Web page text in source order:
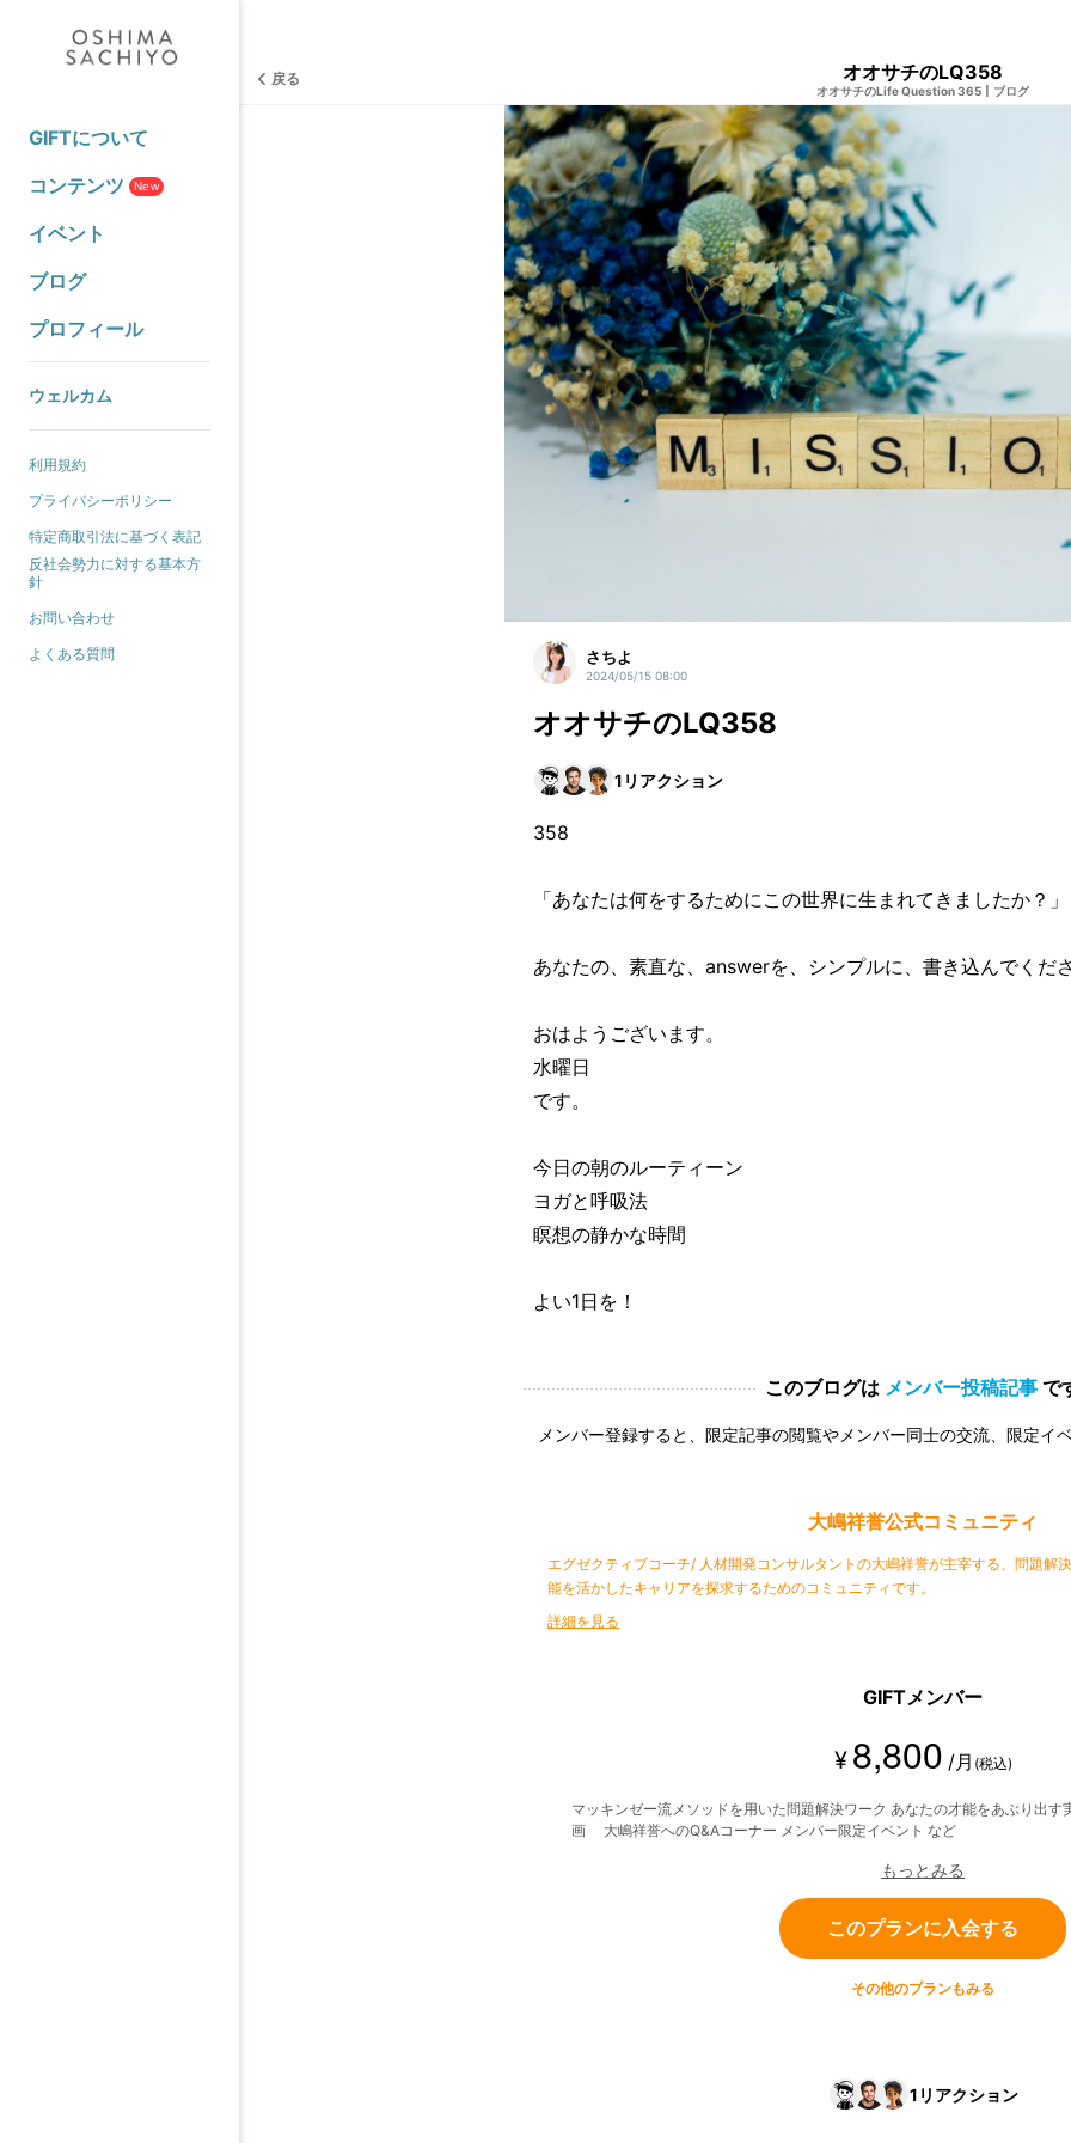
GIFTについて
コンテンツ
New
イベント
ブログ
プロフィール
ウェルカム
利用規約
プライバシーポリシー
特定商取引法に基づく表記
反社会勢力に対する基本方
針
お問い合わせ
よくある質問
戻る オオサチのLQ358
オオサチのLife Question 365 ブログ
さちよ
2024/05/15 08:00
オオサチのLQ358
1 リアクション
358
「あなたは何をするためにこの世界に生まれてきましたか？」
あなたの、素直な、answerを、シンプルに、書き込んでくだ
おはようございます。
水曜日
です。
今日の朝のルーティーン
ヨガと呼吸法
瞑想の静かな時間
よい1日を！
このブログは メンバー投稿記事 で
メンバー登録すると、限定記事の閲覧やメンバー同士の交流、限定イ
大嶋祥誉公式コミュニティ
エグゼクティブコーチ/ 人材開発コンサルタントの大嶋祥誉が主宰する、問題解
能を活かしたキャリアを探求するためのコミュニティです。
詳細を見る
GIFTメンバー
¥ 8,800 /月 (税込)
マッキンゼー流メソッドを用いた問題解決ワーク あなたの才能をあぶり出す
画 大嶋祥誉へのQ&Aコーナー メンバー限定イベント など
もっとみる
このプランに入会する
その他のプランもみる
1 リアクション